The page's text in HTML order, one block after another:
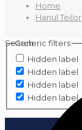
Home
Hanul Teilor
Search
Generic filters
Hidden label
Hidden label
Hidden label
Hidden label